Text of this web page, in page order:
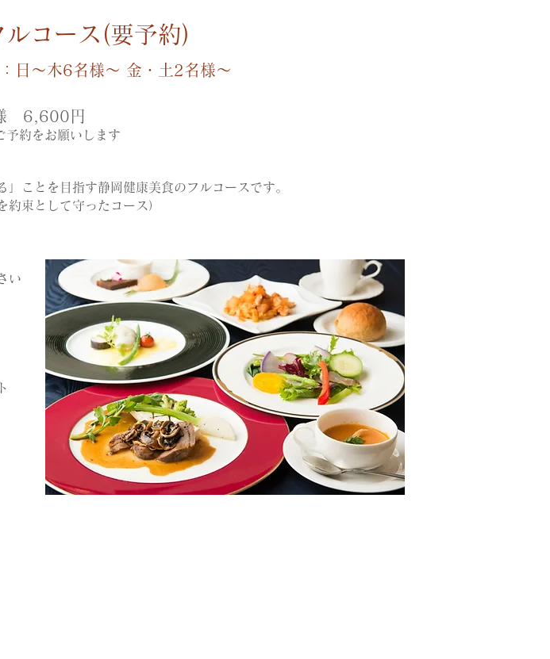
コース(要予約)
日～木6名様～ 金・土2名様～
6 ,600円
予約をお願いします
ことを目指す静岡健康美食のフルコースです。
約束として守ったコース）
い